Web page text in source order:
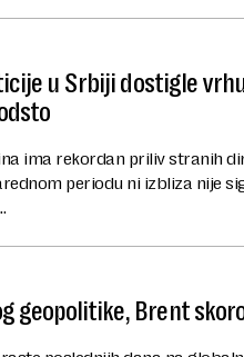
u Srbiji dostigle
ima rekordan priliv stranih
periodu ni izbliza nije
geopolitike, Brent